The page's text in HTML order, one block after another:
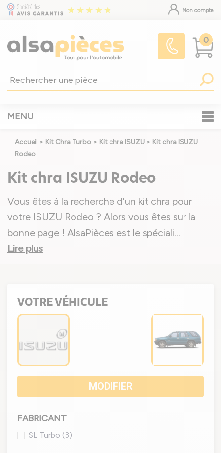
Mon compte
0
MENU
Accueil > Kit Chra Turbo > Kit chra ISUZU > Kit chra ISUZU
Rodeo
Kit chra ISUZU Rodeo
Vous êtes à la recherche d'un kit chra pour
votre ISUZU Rodeo ? Alors vous êtes sur la
bonne page ! AlsaPièces est le spéciali...
Lire plus
VOTRE VÉHICULE
MODIFIER
FABRICANT
SL Turbo (3)